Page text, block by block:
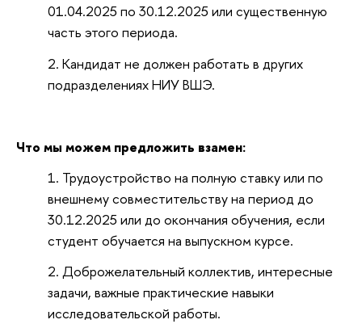
01.04.2025 по 30.12.2025 или существенную
часть этого периода.
Кандидат не должен работать в других
подразделениях НИУ ВШЭ.
Что мы можем предложить взамен:
Трудоустройство на полную ставку или по
внешнему совместительству на период до
30.12.2025 или до окончания обучения, если
студент обучается на выпускном курсе.
Доброжелательный коллектив, интересные
задачи, важные практические навыки
исследовательской работы.